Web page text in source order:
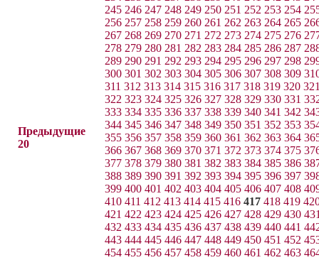
Предыдущие
20
245 246 247 248 249 250 251 252 253 254
256 257 258 259 260 261 262 263 264 265
267 268 269 270 271 272 273 274 275 276
278 279 280 281 282 283 284 285 286 287
289 290 291 292 293 294 295 296 297 298
300 301 302 303 304 305 306 307 308 309
311 312 313 314 315 316 317 318 319 320
322 323 324 325 326 327 328 329 330 331
333 334 335 336 337 338 339 340 341 342
344 345 346 347 348 349 350 351 352 353
355 356 357 358 359 360 361 362 363 364
366 367 368 369 370 371 372 373 374 375
377 378 379 380 381 382 383 384 385 386
388 389 390 391 392 393 394 395 396 397
399 400 401 402 403 404 405 406 407 408
410 411 412 413 414 415 416 417 418 419
421 422 423 424 425 426 427 428 429 430
432 433 434 435 436 437 438 439 440 441
443 444 445 446 447 448 449 450 451 452
454 455 456 457 458 459 460 461 462 463